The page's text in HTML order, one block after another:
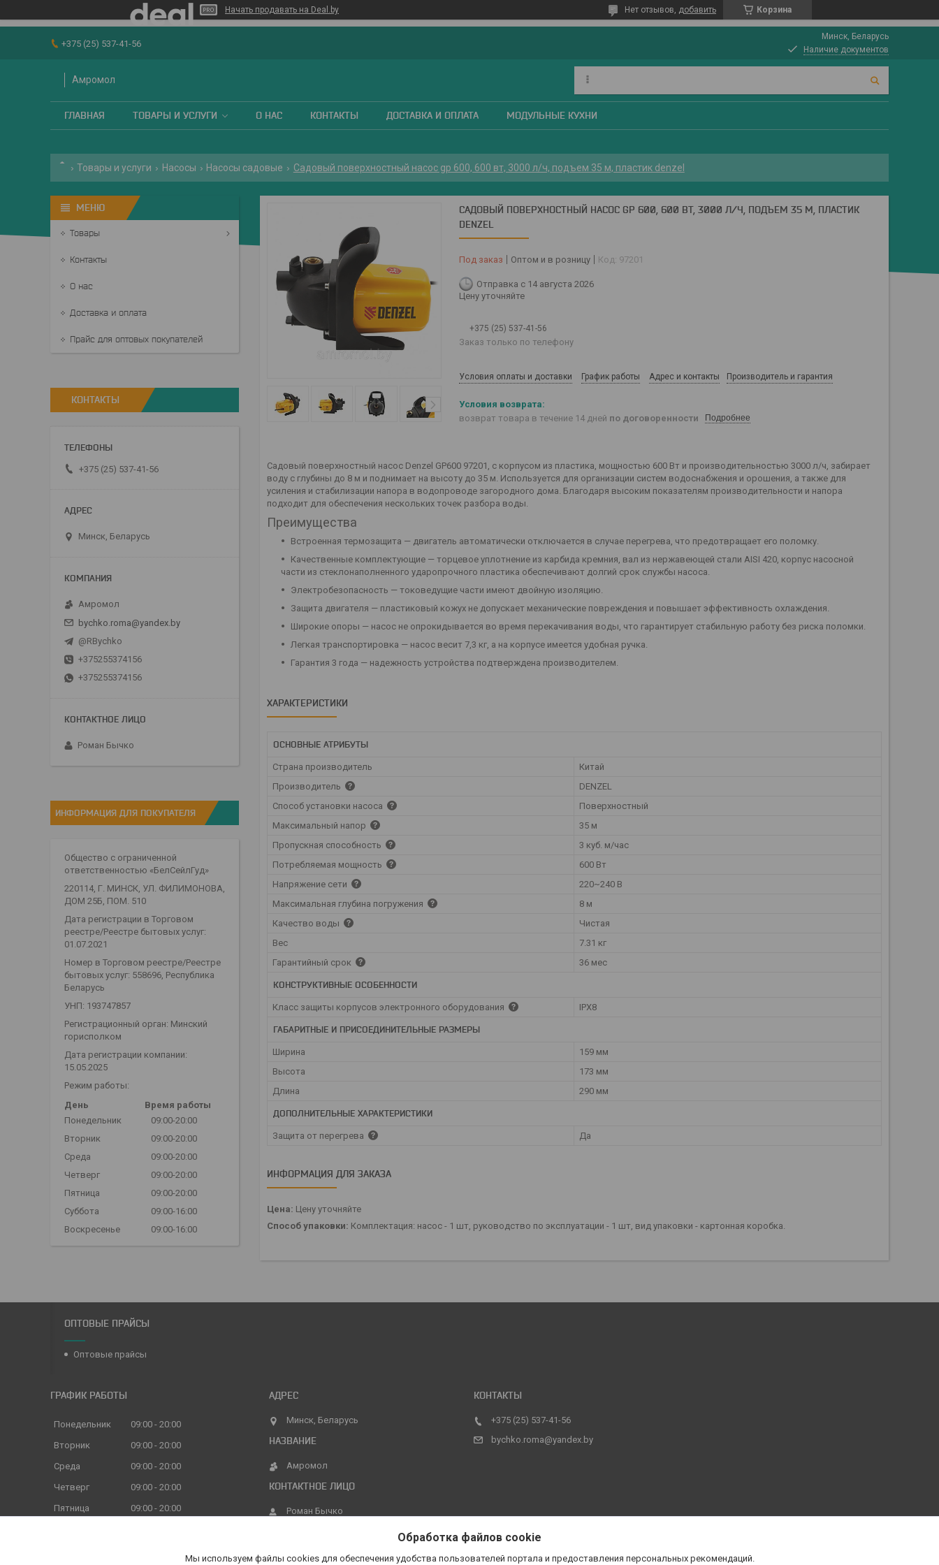
Начать продавать на Deal.by Корзина
Нет отзывов, добавить
+375 (25) 537-41-56
Минск, Беларусь
Наличие документов
Амромол
ГЛАВНАЯ ТОВАРЫ И УСЛУГИ О НАС КОНТАКТЫ ДОСТАВКА И ОПЛАТА МОДУЛЬНЫЕ КУХНИ
Товары и услуги Насосы Насосы садовые Садовый поверхностный насос gp 600, 600 вт, 3000 л/ч, подъем 35 м, пластик denzel
САДОВЫЙ ПОВЕРХНОСТНЫЙ НАСОС GP 600, 600 ВТ, 3000 Л/Ч, ПОДЪЕМ 35 М, ПЛАСТИК
DENZEL
Под заказ Оптом и в розницу Код: 97201
Отправка с 14 августа 2026
Цену уточняйте
+375 (25) 537-41-56
Заказ только по телефону
Условия оплаты и доставки График работы Адрес и контакты Производитель и гарантия
возврат товара в течение 14 дней по договоренности Подробнее
Садовый поверхностный насос Denzel GP600 97201, с корпусом из пластика, мощностью 600 Вт и производительностью 3000 л/ч, забирает
воду с глубины до 8 м и поднимает на высоту до 35 м. Используется для организации систем водоснабжения и орошения, а также для
усиления и стабилизации напора в водопроводе загородного дома. Благодаря высоким показателям производительности и напора
подходит для обеспечения нескольких точек разбора воды.
Преимущества
Встроенная термозащита — двигатель автоматически отключается в случае перегрева, что предотвращает его поломку.
Качественные комплектующие — торцевое уплотнение из карбида кремния, вал из нержавеющей стали AISI 420, корпус насосной
части из стеклонаполненного ударопрочного пластика обеспечивают долгий срок службы насоса.
Электробезопасность — токоведущие части имеют двойную изоляцию.
Защита двигателя — пластиковый кожух не допускает механические повреждения и повышает эффективность охлаждения.
Широкие опоры — насос не опрокидывается во время перекачивания воды, что гарантирует стабильную работу без риска поломки.
Легкая транспортировка — насос весит 7,3 кг, а на корпусе имеется удобная ручка.
Гарантия 3 года — надежность устройства подтверждена производителем.
ХАРАКТЕРИСТИКИ
ОСНОВНЫЕ АТРИБУТЫ
Страна производитель
Китай
Производитель
DENZEL
Способ установки насоса
Поверхностный
Максимальный напор
35 м
Пропускная способность
3 куб. м/час
Потребляемая мощность
600 Вт
Напряжение сети
220~240 В
Максимальная глубина погружения
8 м
Качество воды
Чистая
Вес
7.31 кг
Гарантийный срок
36 мес
КОНСТРУКТИВНЫЕ ОСОБЕННОСТИ
Класс защиты корпусов электронного оборудования IPX8
ГАБАРИТНЫЕ И ПРИСОЕДИНИТЕЛЬНЫЕ РАЗМЕРЫ
Ширина
159 мм
Высота
173 мм
Длина
290 мм
ДОПОЛНИТЕЛЬНЫЕ ХАРАКТЕРИСТИКИ
Защита от перегрева Да
ИНФОРМАЦИЯ ДЛЯ ЗАКАЗА
Цена: Цену уточняйте
Способ упаковки: Комплектация: насос - 1 шт, руководство по эксплуатации - 1 шт, вид упаковки - картонная коробка.
Товары
Контакты
О нас
Доставка и оплата
Прайс для оптовых покупателей
КОНТАКТЫ
+375 (25) 537-41-56
Минск, Беларусь
Амромол
bychko.roma@yandex.by
@RBychko
+375255374156
+375255374156
Роман Бычко
ИНФОРМАЦИЯ ДЛЯ ПОКУПАТЕЛЯ
Общество с ограниченной
ответственностью «БелСейлГуд»
220114, Г. МИНСК, УЛ. ФИЛИМОНОВА,
ДОМ 25Б, ПОМ. 510
Дата регистрации в Торговом
реестре/Реестре бытовых услуг:
01.07.2021
Номер в Торговом реестре/Реестре
бытовых услуг: 558696, Республика
Беларусь
УНП: 193747857
Регистрационный орган: Минский
горисполком
Дата регистрации компании:
15.05.2025
Режим работы:
День
Время работы
Понедельник
09:00-20:00
Вторник
09:00-20:00
Среда
09:00-20:00
Четверг
09:00-20:00
Пятница
09:00-20:00
Суббота
09:00-16:00
Воскресенье
09:00-16:00
ОПТОВЫЕ ПРАЙСЫ
Оптовые прайсы
ГРАФИК РАБОТЫ
Понедельник 09:00
20:00
Вторник
09:00
20:00
Среда
09:00
20:00
Четверг
09:00
20:00
Пятница
09:00
20:00
Минск, Беларусь
Амромол
Роман Бычко
+375 (25) 537-41-56
bychko.roma@yandex.by
Обработка файлов cookie
Мы используем файлы cookies для обеспечения удобства пользователей портала и предоставления персональных рекомендаций.